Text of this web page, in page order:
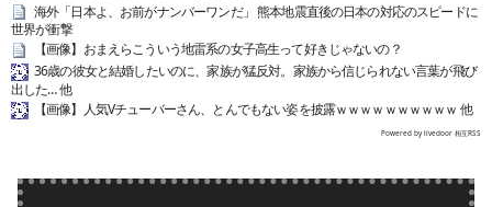
海外「日本よ、お前がナンバーワンだ」 熊本地震直後の日本の対応のスピードに
世界が衝撃
【画像】おまえらこういう地雷系の女子高生って好きじゃないの？
36歳の彼女と結婚したいのに、家族が猛反対。家族から信じられない言葉が飛び
出した… 他
【画像】人気Vチューバーさん、とんでもない姿を披露ｗｗｗｗｗｗｗｗｗｗ 他
Powered by livedoor 相互RSS